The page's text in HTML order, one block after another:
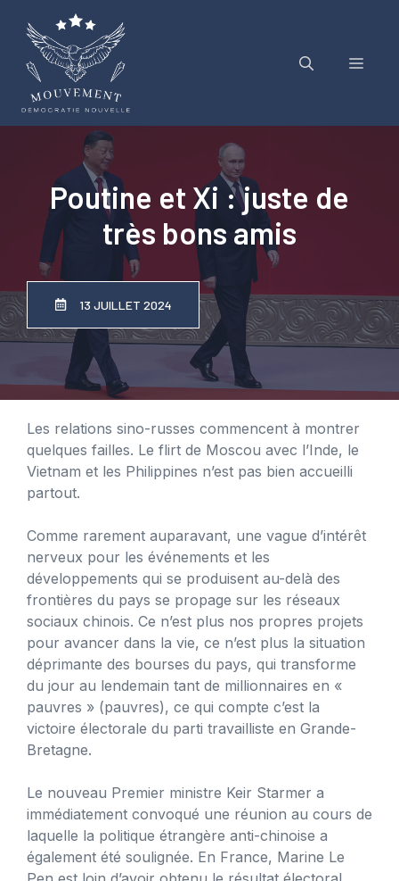
contenu
Menu
Poutine et Xi : juste de
très bons amis
13 JUILLET 2024
Les relations sino-russes commencent à montrer
quelques failles. Le flirt de Moscou avec l’Inde, le
Vietnam et les Philippines n’est pas bien accueilli
partout.
Comme rarement auparavant, une vague d’intérêt
nerveux pour les événements et les
développements qui se produisent au-delà des
frontières du pays se propage sur les réseaux
sociaux chinois. Ce n’est plus nos propres projets
pour avancer dans la vie, ce n’est plus la situation
déprimante des bourses du pays, qui transforme
du jour au lendemain tant de millionnaires en «
pauvres » (pauvres), ce qui compte c’est la
victoire électorale du parti travailliste en Grande-
Bretagne.
Le nouveau Premier ministre Keir Starmer a
immédiatement convoqué une réunion au cours de
laquelle la politique étrangère anti-chinoise a
également été soulignée. En France, Marine Le